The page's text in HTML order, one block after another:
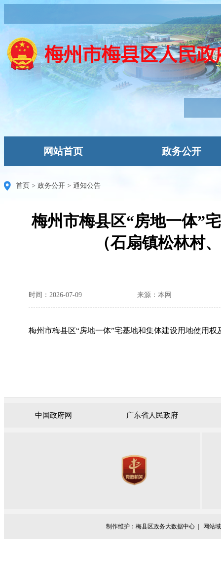
网站首页 政务公开
首页 > 政务公开 > 通知公告
梅州市梅县区“房地一体”
（石扇镇松林村
时间：2026-07-09 来源：本网
梅州市梅县区“房地一体”宅基地和集体建设用地使用
中国政府网 广东省人民政府
制作维护：梅县区政务大数据中心 | 网站